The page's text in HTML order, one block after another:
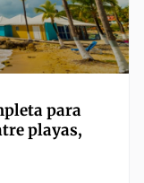
para
playas,